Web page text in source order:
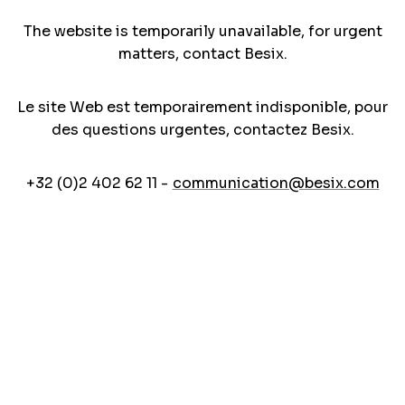
The website is temporarily unavailable, for urgent
matters, contact Besix.
Le site Web est temporairement indisponible, pour
des questions urgentes, contactez Besix.
+32 (0)2 402 62 11 - communication@besix.com